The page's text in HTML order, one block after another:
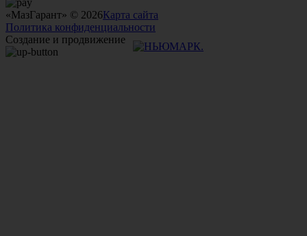
«МазГарант» © 2026Карта сайта
Политика конфиденциальности
Создание и продвижение